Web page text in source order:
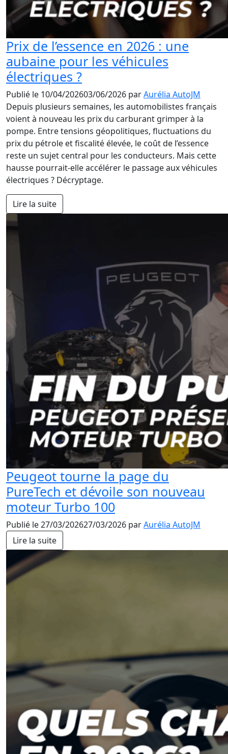
Prix de l’essence en 2026 : une
aubaine pour les véhicules
électriques ?
Publié le 10/04/202603/06/2026 parAurélia AutoJM
Depuis plusieurs semaines, les automobilistes français
voient à nouveau les prix du carburant grimper à la
pompe. Entre tensions géopolitiques, fluctuations du
prix du pétrole et fiscalité élevée, le coût de l’essence
reste un sujet central pour les conducteurs. Mais cette
hausse pourrait-elle accélérer le passage aux véhicules
électriques ? Décryptage.
Lire la suite
Peugeot tourne la page du
PureTech et dévoile son nouveau
moteur Turbo 100
Publié le27/03/202627/03/2026 parAurélia AutoJM
Lire la suite